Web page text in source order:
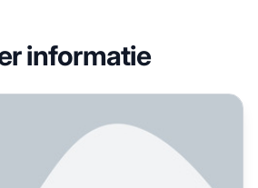
informatie
Search: Hoe AI-systemen